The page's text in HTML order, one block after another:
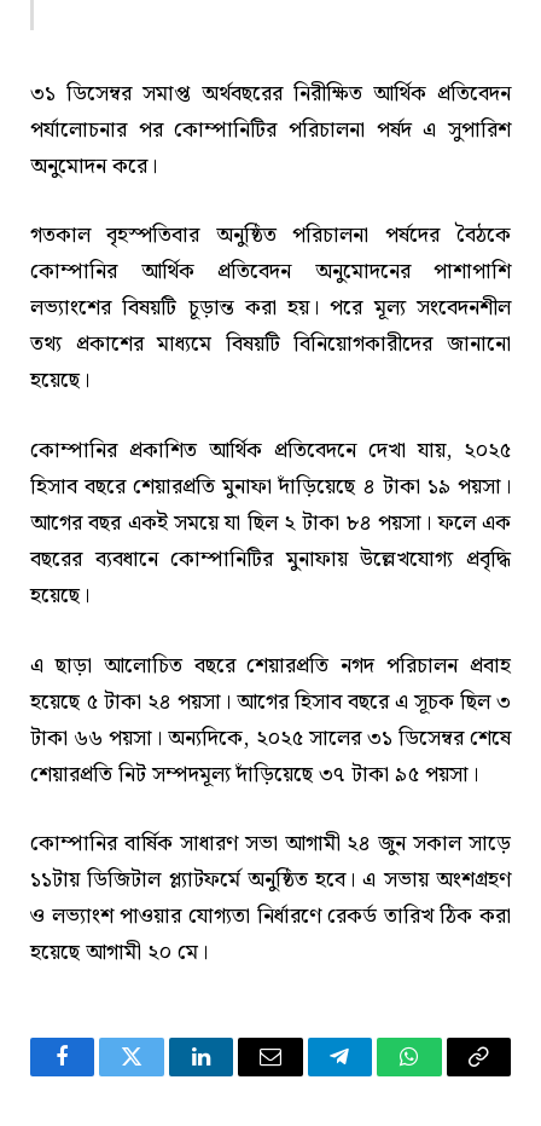
৩১ ডিসেম্বর সমাপ্ত অর্থবছরের নিরীক্ষিত আর্থিক প্রতিবেদন
পর্যালোচনার পর কোম্পানিটির পরিচালনা পর্ষদ এ সুপারিশ
অনুমোদন করে।
গতকাল বৃহস্পতিবার অনুষ্ঠিত পরিচালনা পর্ষদের বৈঠকে
কোম্পানির আর্থিক প্রতিবেদন অনুমোদনের পাশাপাশি
লভ্যাংশের বিষয়টি চূড়ান্ত করা হয়। পরে মূল্য সংবেদনশীল
তথ্য প্রকাশের মাধ্যমে বিষয়টি বিনিয়োগকারীদের জানানো
হয়েছে।
কোম্পানির প্রকাশিত আর্থিক প্রতিবেদনে দেখা যায়, ২০২৫
হিসাব বছরে শেয়ারপ্রতি মুনাফা দাঁড়িয়েছে ৪ টাকা ১৯ পয়সা।
আগের বছর একই সময়ে যা ছিল ২ টাকা ৮৪ পয়সা। ফলে এক
বছরের ব্যবধানে কোম্পানিটির মুনাফায় উল্লেখযোগ্য প্রবৃদ্ধি
হয়েছে।
এ ছাড়া আলোচিত বছরে শেয়ারপ্রতি নগদ পরিচালন প্রবাহ
হয়েছে ৫ টাকা ২৪ পয়সা। আগের হিসাব বছরে এ সূচক ছিল ৩
টাকা ৬৬ পয়সা। অন্যদিকে, ২০২৫ সালের ৩১ ডিসেম্বর শেষে
শেয়ারপ্রতি নিট সম্পদমূল্য দাঁড়িয়েছে ৩৭ টাকা ৯৫ পয়সা।
কোম্পানির বার্ষিক সাধারণ সভা আগামী ২৪ জুন সকাল সাড়ে
১১টায় ডিজিটাল প্ল্যাটফর্মে অনুষ্ঠিত হবে। এ সভায় অংশগ্রহণ
ও লভ্যাংশ পাওয়ার যোগ্যতা নির্ধারণে রেকর্ড তারিখ ঠিক করা
হয়েছে আগামী ২০ মে।
FacebookTwitter LinkedInEmail TelegramWhatsApp
Copy